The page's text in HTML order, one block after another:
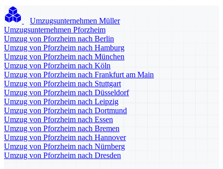
Umzugsunternehmen Müller
Umzugsunternehmen Pforzheim
Umzug von Pforzheim nach Berlin
Umzug von Pforzheim nach Hamburg
Umzug von Pforzheim nach München
Umzug von Pforzheim nach Köln
Umzug von Pforzheim nach Frankfurt am Main
Umzug von Pforzheim nach Stuttgart
Umzug von Pforzheim nach Düsseldorf
Umzug von Pforzheim nach Leipzig
Umzug von Pforzheim nach Dortmund
Umzug von Pforzheim nach Essen
Umzug von Pforzheim nach Bremen
Umzug von Pforzheim nach Hannover
Umzug von Pforzheim nach Nürnberg
Umzug von Pforzheim nach Dresden